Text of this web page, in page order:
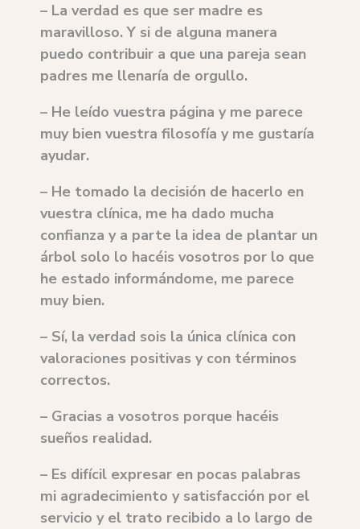
– La verdad es que ser madre es
maravilloso. Y si de alguna manera
puedo contribuir a que una pareja sean
padres me llenaría de orgullo.
– He leído vuestra página y me parece
muy bien vuestra filosofía y me gustaría
ayudar.
– He tomado la decisión de hacerlo en
vuestra clínica, me ha dado mucha
confianza y a parte la idea de plantar un
árbol solo lo hacéis vosotros por lo que
he estado informándome, me parece
muy bien.
– Sí, la verdad sois la única clínica con
valoraciones positivas y con términos
correctos.
– Gracias a vosotros porque hacéis
sueños realidad.
– Es difícil expresar en pocas palabras
mi agradecimiento y satisfacción por el
servicio y el trato recibido a lo largo de